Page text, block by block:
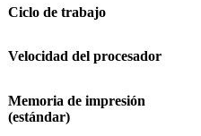
Ciclo de trabajo
Velocidad del procesador
Memoria de impresión
(estándar)